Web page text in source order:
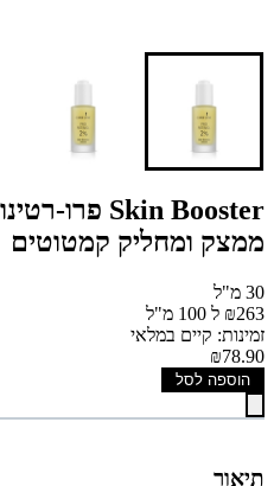
ממצק ומחליק קמטוטים
30 מ"ל
₪263 ל 100 מ"ל
זמינות: קיים במלאי
₪78.90
הוספה לסל
תיאור